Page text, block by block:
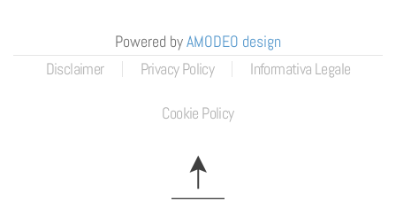
Powered byAMODEO design
Disclaimer
Privacy Policy Informativa Legale
Cookie Policy